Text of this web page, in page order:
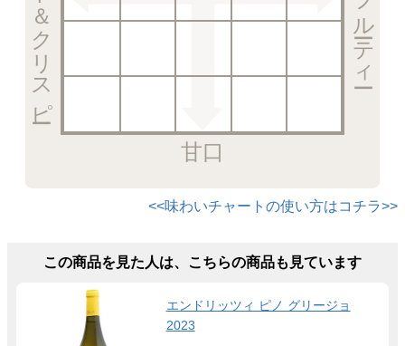
甘口
<<味わいチャートの使い方はコチラ>>
この商品を見た人は、こちらの商品も見ています
エンドリッツィ ピノ グリージョ
2023